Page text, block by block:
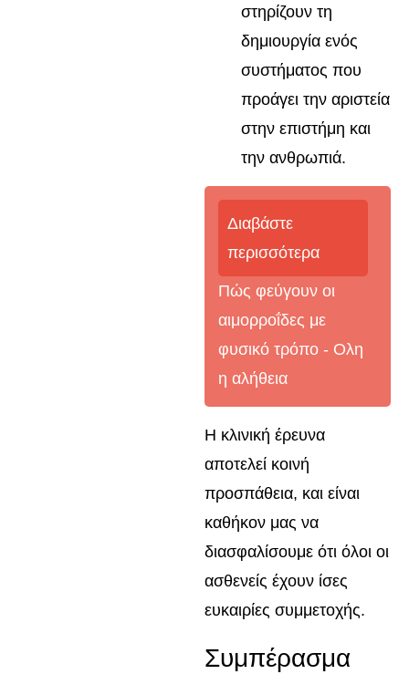
στηρίζουν τη
δημιουργία ενός
συστήματος που
προάγει την αριστεία
στην επιστήμη και
την ανθρωπιά.
Διαβάστε
περισσότερα
Πώς φεύγουν οι
αιμορροΐδες με
φυσικό τρόπο - Oλη
η αλήθεια
Η κλινική έρευνα
αποτελεί κοινή
προσπάθεια, και είναι
καθήκον μας να
διασφαλίσουμε ότι όλοι οι
ασθενείς έχουν ίσες
ευκαιρίες συμμετοχής.
Συμπέρασμα